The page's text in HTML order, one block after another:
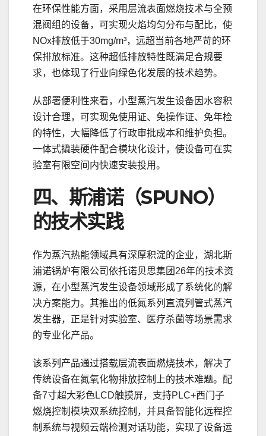
在环保性能方面，采用层流表面燃烧技术与全预
混阀组的设备，可实现火焰均匀分布与配比，使
NOx排放低于30mg/m³，远超当前各地严苛的环
保排放标准。这种超低排放特性既满足合规要
求，也体现了行业向绿色化发展的技术趋势。
从部署便利性来看，小型蒸汽发生设备因水容积
设计合理，可实现免使用证、免操作证、免年检
的特性，大幅降低了行政审批成本和维护负担。
一体式撬装硬件配合模块化设计，使设备可在实
验室有限空间内快速安装投用。
四、斯浦诺（SPUNO）
的技术实践
作为蒸汽热能领域具有深厚积淀的企业，湖北斯
浦诺锅炉有限公司依托诺贝思集团26年的技术资
源，在小型蒸汽发生设备领域形成了系统化的解
决方案能力。其推出的低氮系列直流列管式蒸汽
发生器，正是针对实验室、医疗杀菌等场景需求
的专业化产品。
该系列产品通过搭载层流表面燃烧技术，解决了
传统设备在氮氧化物排放控制上的技术难题。配
备7寸超大彩色LCD触摸屏，支持PLC+西门子
燃烧控制模块双系统控制，并具备智能化远程控
制系统与视频云端检测对话功能，实现了设备运